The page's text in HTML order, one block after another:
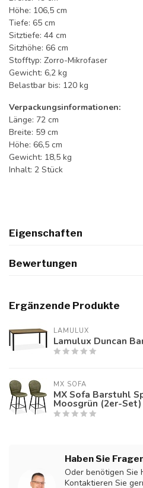
Höhe: 106,5 cm
Tiefe: 65 cm
Sitztiefe: 44 cm
Sitzhöhe: 66 cm
Stofftyp: Zorro-Mikrofaser
Gewicht: 6,2 kg
Belastbar bis: 120 kg
Verpackungsinformationen:
Länge: 72 cm
Breite: 59 cm
Höhe: 66,5 cm
Gewicht: 18,5 kg
Inhalt: 2 Stück
Eigenschaften
Bewertungen
Ergänzende Produkte
LAMULUX
Lamulux Duncan
MX SOFA
MX Sofa Barstuhl
Moosgrün (2er-Set)
Haben Sie
Oder benötigen Sie
Kontaktieren Sie